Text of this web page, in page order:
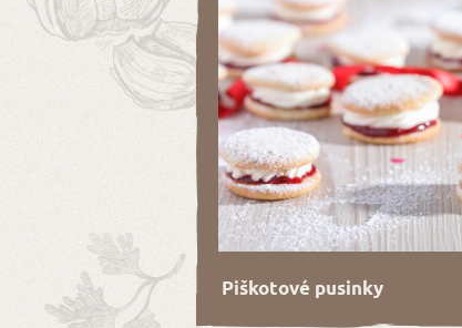
Piškotové pusinky